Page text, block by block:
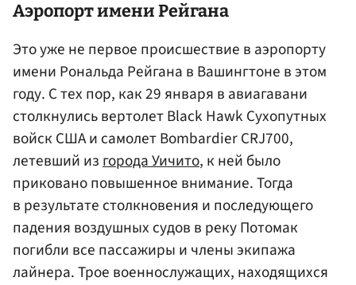
Аэропорт имени Рейгана
Это уже не первое происшествие в аэропорту
имени Рональда Рейгана в Вашингтоне в этом
году. С тех пор, как 29 января в авиагавани
столкнулись вертолет Black Hawk Сухопутных
войск США и самолет Bombardier CRJ700,
летевший изгорода Уичито, к ней было
приковано повышенное внимание. Тогда
в результате столкновения и последующего
падения воздушных судов в реку Потомак
погибли все пассажиры и члены экипажа
лайнера. Трое военнослужащих, находящихся